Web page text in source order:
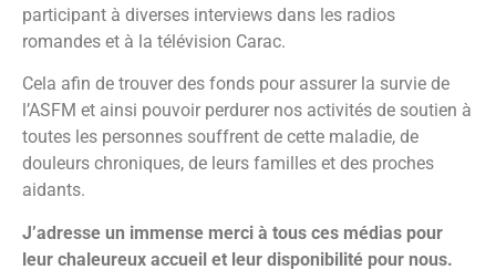
participant à diverses interviews dans les radios
romandes et à la télévision Carac.
Cela afin de trouver des fonds pour assurer la survie de
l’ASFM et ainsi pouvoir perdurer nos activités de soutien à
toutes les personnes souffrent de cette maladie, de
douleurs chroniques, de leurs familles et des proches
aidants.
J’adresse un immense merci à tous ces médias pour
leur chaleureux accueil et leur disponibilité pour nous.